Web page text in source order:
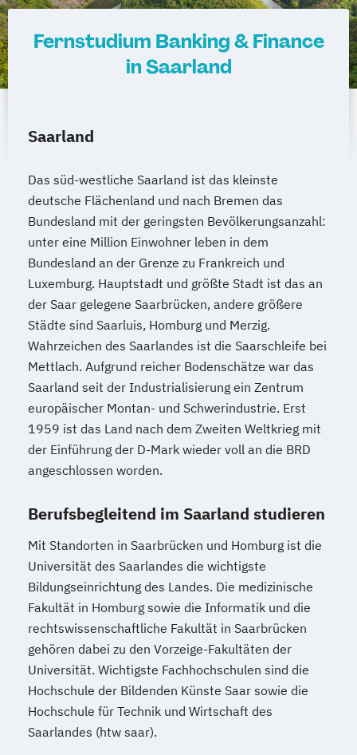
Mechatronik Mediendesign
Medieninformatik Medienmanagement
Medizintechnik
Modemanagement
Online Marketing (DE/EN)
Personalmanagement
Pflegemanagement Pflegepädagogik
Physiotherapie
Product Management (DE/EN)
Produktdesign
Projektmanagement (DE/EN)
Psychologie Public Health
Public Management
Public Management für
Verwaltungsfachangestellte
Public Relations und Kommunikation
Pädagogik Pädagogik für Bildung
Beratung und Personalentwicklung
Robotics (DE/EN) Social Media
Softwareentwicklung (DE/EN)
Soziale Arbeit
Soziale Arbeit Schwerpunkt Kinder und
Jugendliche
Sozialmanagement
Sozialpädagogik und Inklusion
Sportmanagement
Supply Chain Management
Tourismusmanagement
Fernstudium Banking & Finance
in Saarland
Saarland
Das süd-westliche Saarland ist das kleinste
deutsche Flächenland und nach Bremen das
Bundesland mit der geringsten Bevölkerungsanzahl:
unter eine Million Einwohner leben in dem
Bundesland an der Grenze zu Frankreich und
Luxemburg. Hauptstadt und größte Stadt ist das an
der Saar gelegene Saarbrücken, andere größere
Städte sind Saarluis, Homburg und Merzig.
Wahrzeichen des Saarlandes ist die Saarschleife bei
Mettlach. Aufgrund reicher Bodenschätze war das
Saarland seit der Industrialisierung ein Zentrum
europäischer Montan- und Schwerindustrie. Erst
1959 ist das Land nach dem Zweiten Weltkrieg mit
der Einführung der D-Mark wieder voll an die BRD
angeschlossen worden.
Berufsbegleitend im Saarland studieren
Mit Standorten in Saarbrücken und Homburg ist die
Universität des Saarlandes die wichtigste
Bildungseinrichtung des Landes. Die medizinische
Fakultät in Homburg sowie die Informatik und die
rechtswissenschaftliche Fakultät in Saarbrücken
gehören dabei zu den Vorzeige-Fakultäten der
Universität. Wichtigste Fachhochschulen sind die
Hochschule der Bildenden Künste Saar sowie die
Hochschule für Technik und Wirtschaft des
Saarlandes (htw saar).